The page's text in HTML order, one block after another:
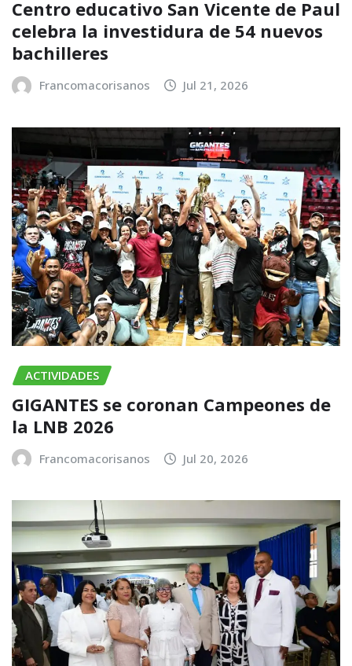
Centro educativo San Vicente de Paul
celebra la investidura de 54 nuevos
bachilleres
Francomacorisanos Jul 21, 2026
ACTIVIDADES
GIGANTES se coronan Campeones de
la LNB 2026
Francomacorisanos Jul 20, 2026